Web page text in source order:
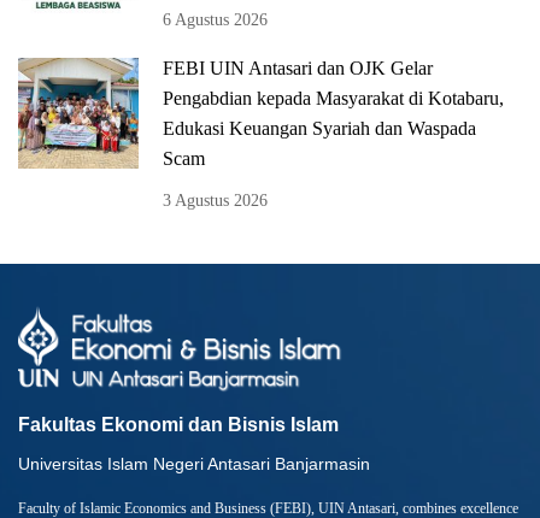
6 Agustus 2026
FEBI UIN Antasari dan OJK Gelar
Pengabdian kepada Masyarakat di Kotabaru,
Edukasi Keuangan Syariah dan Waspada
Scam
3 Agustus 2026
Fakultas Ekonomi dan Bisnis Islam
Universitas Islam Negeri Antasari Banjarmasin
Faculty of Islamic Economics and Business (FEBI), UIN Antasari, combines excellence